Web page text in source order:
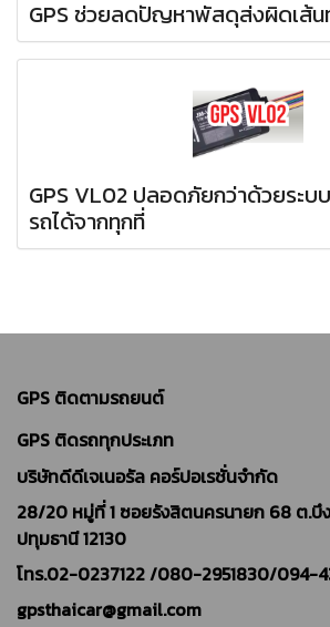
GPS ช่วยลดปัญหาพัสดุส่งผิดเส้น
GPS VL02 ปลอดภัยกว่าด้วยระ
รถได้จากทุกที่
GPS ติดตามรถยนต์
GPS ติดรถทุกประเภท
บริษัทดีดีเจเนอรัล คอร์ปอเรชั่นจำกัด
28/20 หมู่ที่ 1 ซอยรังสิตนครนายก 68 ต.บึ
ปทุมธานี 12130
โทร.02-0237122 /080-2951830/094-
gpsthaicar@gmail.com